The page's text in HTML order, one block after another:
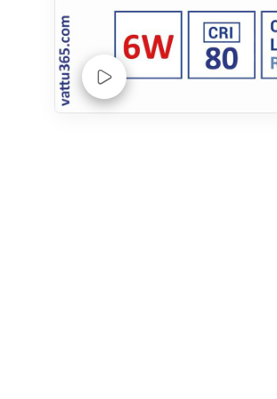
Xem Video sản phẩm